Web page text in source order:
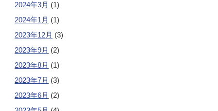
2024年3月 (1)
2024年1月 (1)
2023年12月 (3)
2023年9月 (2)
2023年8月 (1)
2023年7月 (3)
2023年6月 (2)